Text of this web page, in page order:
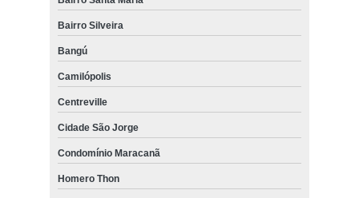
Bairro Silveira
Bangú
Camilópolis
Centreville
Cidade São Jorge
Condomínio Maracanã
Homero Thon